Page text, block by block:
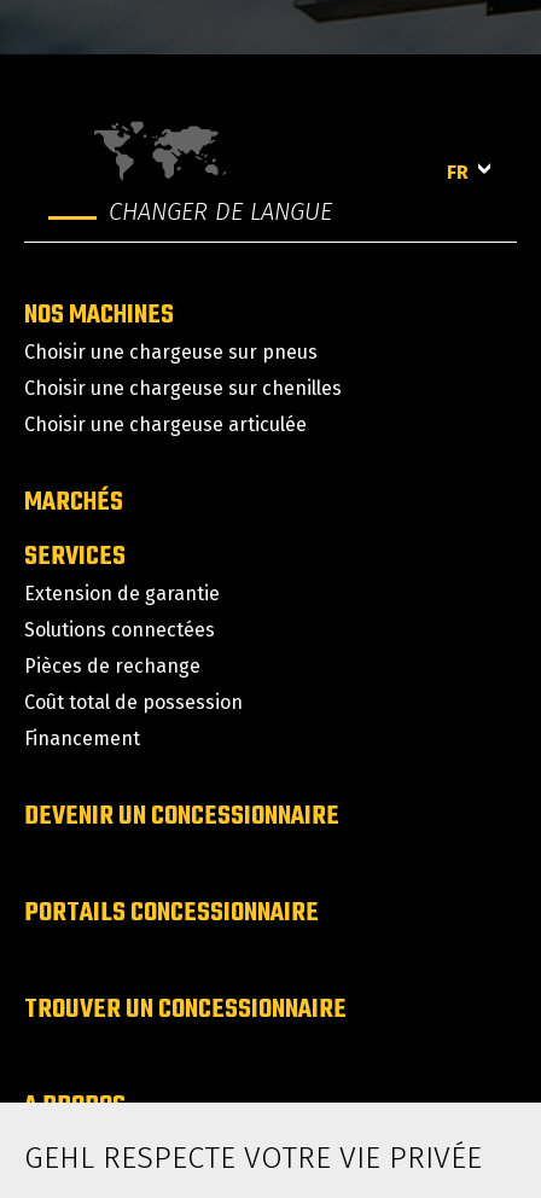
CHANGER DE LANGUE
FR
NOS MACHINES
Choisir une chargeuse sur pneus
Choisir une chargeuse sur chenilles
Choisir une chargeuse articulée
MARCHÉS
SERVICES
Extension de garantie
Solutions connectées
Pièces de rechange
Coût total de possession
Financement
DEVENIR UN CONCESSIONNAIRE
PORTAILS CONCESSIONNAIRE
TROUVER UN CONCESSIONNAIRE
A PROPOS
Carrieres
GEHL RESPECTE VOTRE VIE PRIVÉE